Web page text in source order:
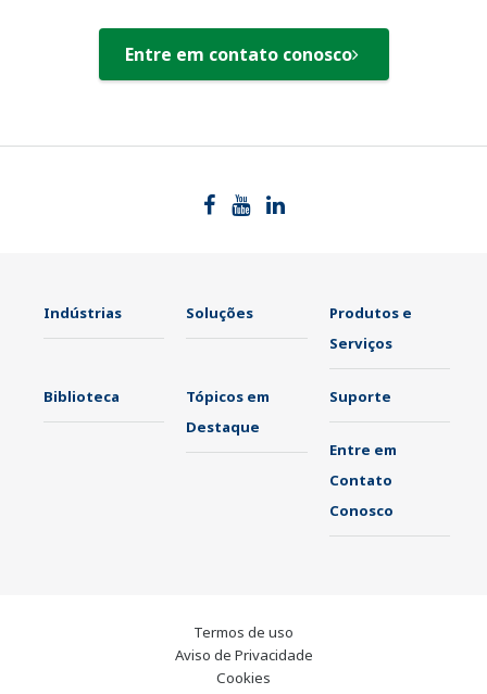
Entre em contato conosco
Indústrias Soluções
Produtos e
Serviços
Biblioteca
Tópicos em
Destaque
Suporte
Entre em
Contato
Conosco
Termos de uso
Aviso de Privacidade
Cookies